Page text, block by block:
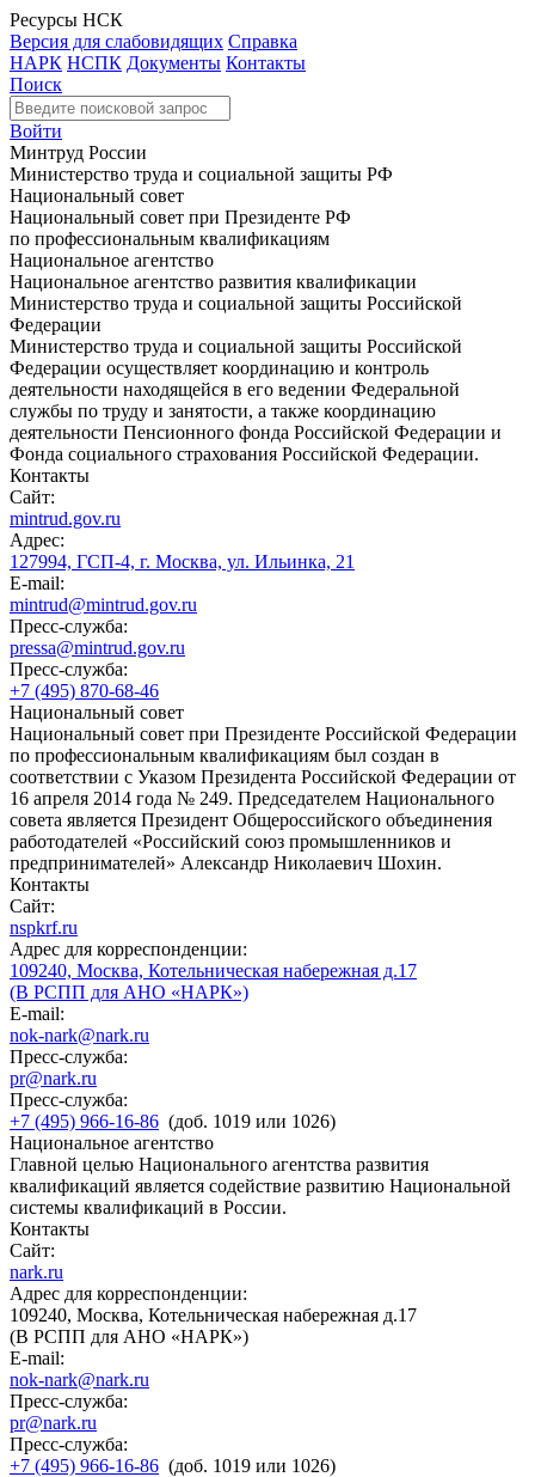
Ресурсы НСК
Версия для слабовидящих Справка
НАРК НСПК Документы Контакты
Поиск
Войти
Минтруд России
Министерство труда и социальной защиты РФ
Национальный совет
Национальный совет при Президенте РФ
по профессиональным квалификациям
Национальное агентство
Национальное агентство развития квалификации
Министерство труда и социальной защиты Российской
Федерации
Министерство труда и социальной защиты Российской
Федерации осуществляет координацию и контроль
деятельности находящейся в его ведении Федеральной
службы по труду и занятости, а также координацию
деятельности Пенсионного фонда Российской Федерации и
Фонда социального страхования Российской Федерации.
Контакты
Сайт:
mintrud.gov.ru
Адрес:
127994, ГСП-4, г. Москва, ул. Ильинка, 21
E-mail:
mintrud@mintrud.gov.ru
Пресс-служба:
pressa@mintrud.gov.ru
Пресс-служба:
+7 (495) 870-68-46
Национальный совет
Национальный совет при Президенте Российской Федерации
по профессиональным квалификациям был создан в
соответствии с Указом Президента Российской Федерации от
16 апреля 2014 года № 249. Председателем Национального
совета является Президент Общероссийского объединения
работодателей «Российский союз промышленников и
предпринимателей» Александр Николаевич Шохин.
Контакты
Сайт:
nspkrf.ru
Адрес для корреспонденции:
109240, Москва, Котельническая набережная д.17
(В РСПП для АНО «НАРК»)
E-mail:
nok-nark@nark.ru
Пресс-служба:
pr@nark.ru
Пресс-служба:
+7 (495) 966-16-86 (доб. 1019 или 1026)
Национальное агентство
Главной целью Национального агентства развития
квалификаций является содействие развитию Национальной
системы квалификаций в России.
Контакты
Сайт:
nark.ru
Адрес для корреспонденции:
109240, Москва, Котельническая набережная д.17
(В РСПП для АНО «НАРК»)
E-mail:
nok-nark@nark.ru
Пресс-служба:
pr@nark.ru
Пресс-служба:
+7 (495) 966-16-86 (доб. 1019 или 1026)